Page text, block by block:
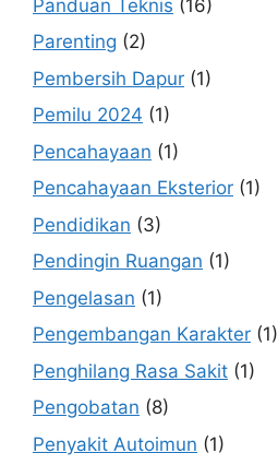
Panduan Teknis (16)
Parenting (2)
Pembersih Dapur (1)
Pemilu 2024 (1)
Pencahayaan (1)
Pencahayaan Eksterior (1)
Pendidikan (3)
Pendingin Ruangan (1)
Pengelasan (1)
Pengembangan Karakter (1)
Penghilang Rasa Sakit (1)
Pengobatan (8)
Penyakit Autoimun (1)